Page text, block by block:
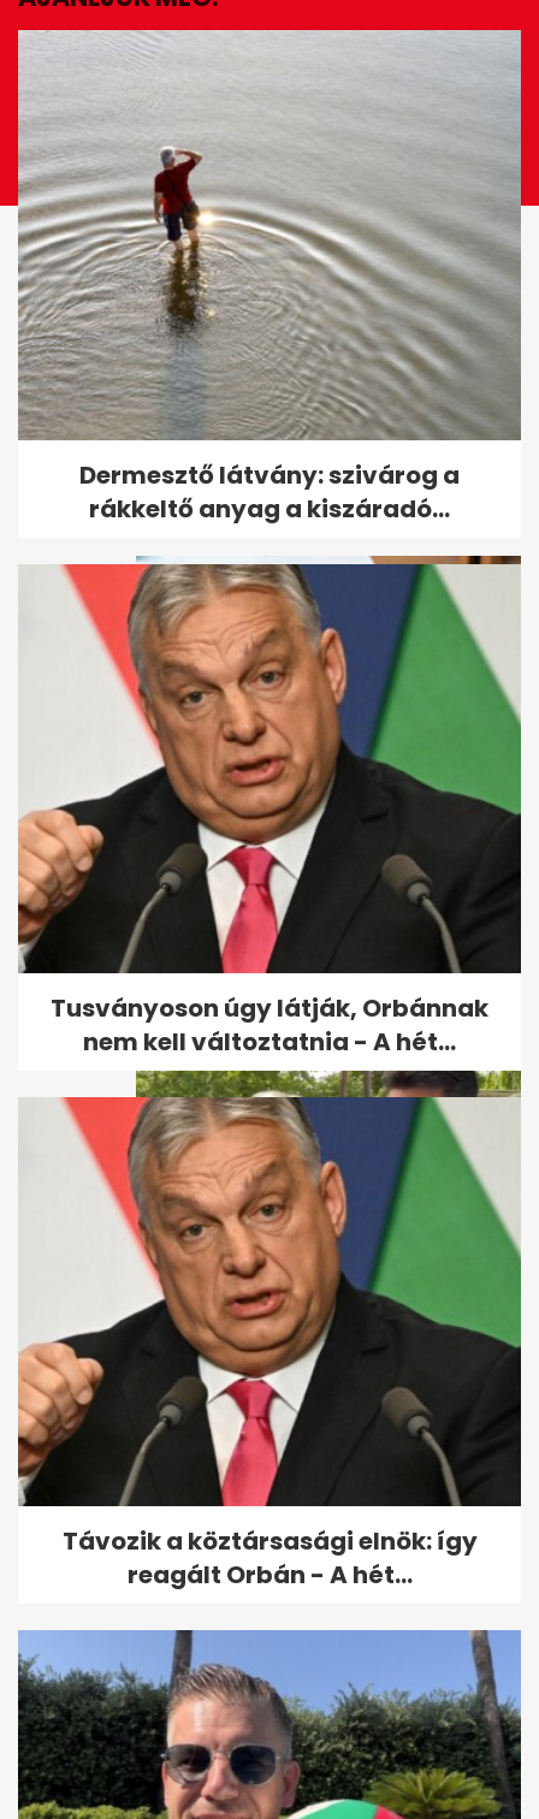
EZ IS ÉRDEKELHET
Letartóztatták az óbudai
polgármestert
Taksony nem kért a Fideszből,
a leváltott polgármester
közölte,...
Orbán Viktor faképnél hagyta
Márki-Zay Pétert - A hét hírei...
Dermesztő látvány: szivárog a
rákkeltő anyag a kiszáradó...
Tusványoson úgy látják, Orbánnak
nem kell változtatnia - A hét...
Távozik a köztársasági elnök: így
reagált Orbán - A hét...